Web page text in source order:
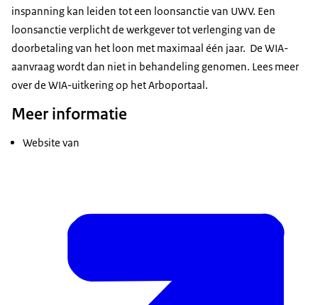
inspanning kan leiden tot een loonsanctie van UWV. Een
loonsanctie verplicht de werkgever tot verlenging van de
doorbetaling van het loon met maximaal één jaar. De WIA-
aanvraag wordt dan niet in behandeling genomen. Lees meer
over de WIA-uitkering op het Arboportaal.
Meer informatie
Website van